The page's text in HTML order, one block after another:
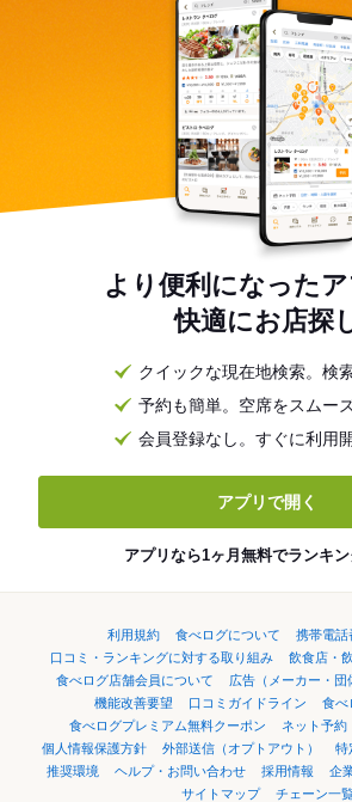
より便利になった
快適にお店探
クイックな現在地検索。検
予約も簡単。空席をスムー
会員登録なし。すぐに利用
アプリで開く
アプリなら1ヶ月無料でランキン
利用規約 食べログについて
携帯電話
口コミ・ランキングに対する取り組み
飲食店・
食べログ店舗会員について
広告（メーカー・団
機能改善要望
口コミガイドライン
食べ
食べログプレミアム無料クーポン
ネット予約
個人情報保護方針
外部送信（オプトアウト）
特
推奨環境
ヘルプ・お問い合わせ 採用情報 企
サイトマップ
チェーン一